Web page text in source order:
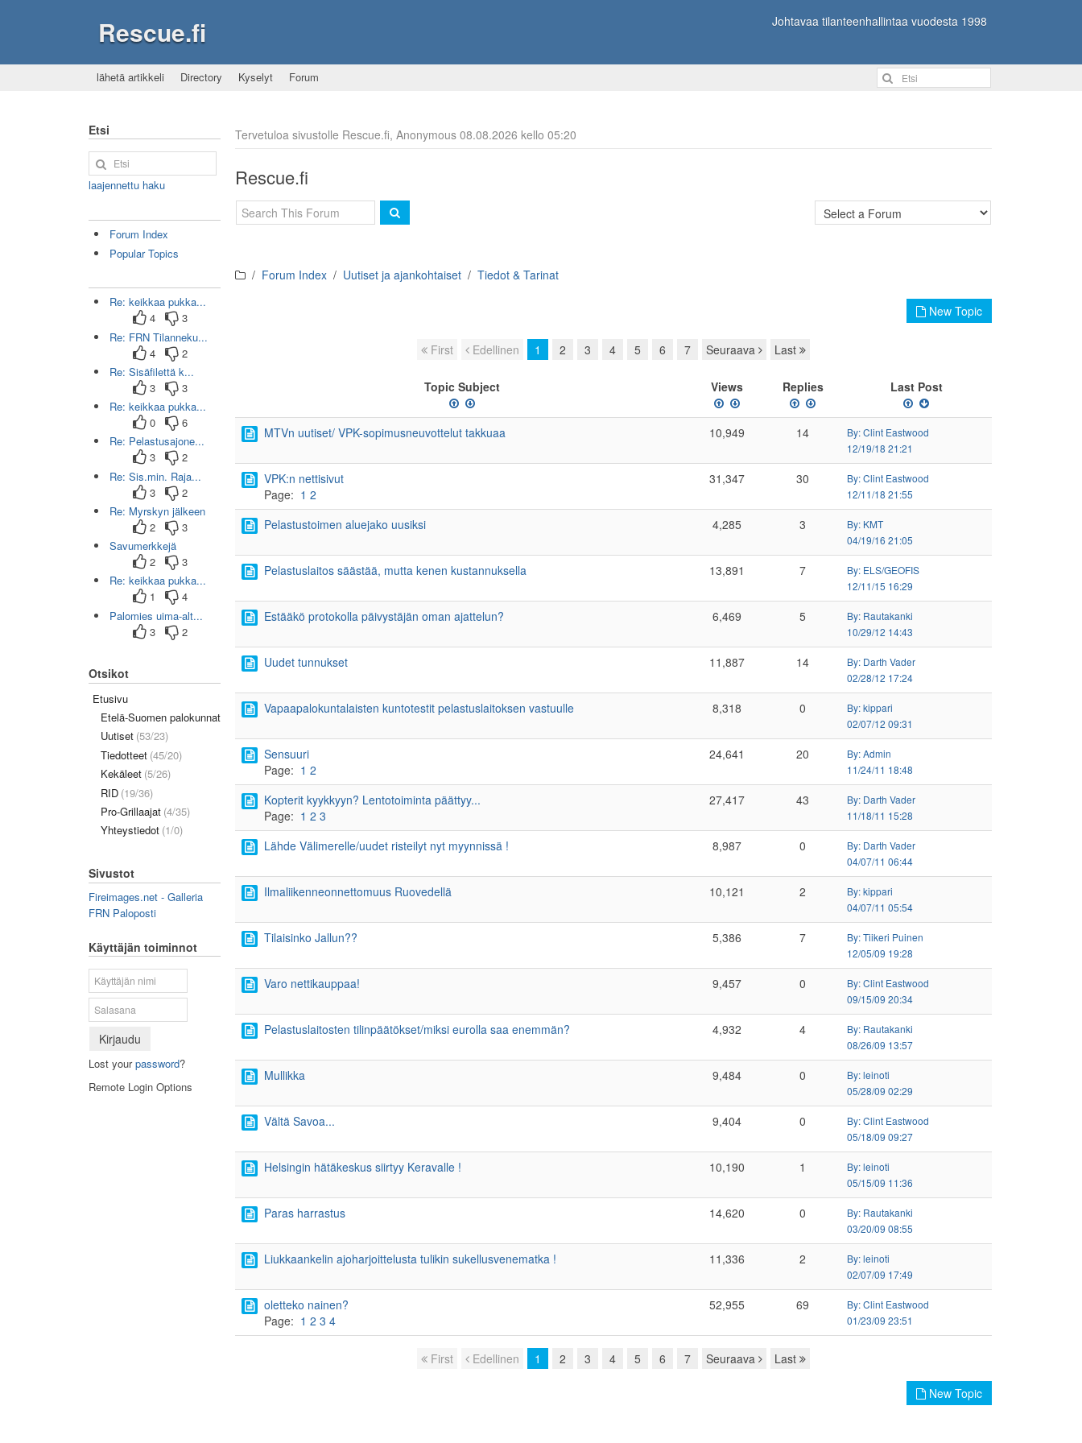
Rescue.fi Johtavaa tilanteenhallintaa vuodesta 1998
lähetä artikkeli Directory Kyselyt Forum
Tervetuloa sivustolle Rescue.fi, Anonymous 08.08.2026 kello 05:20
Rescue.fi
Forum Index Uutiset ja ajankohtaiset Tiedot & Tarinat
New Topic
First Edellinen 1 2 3 4 5 6 7 Seuraava Last
Topic Subject Views Replies Last Post
MTVn uutiset/ VPK-sopimusneuvottelut takkuaa 10,949 14
By: Clint Eastwood
12/19/18 21:21
VPK:n nettisivut
Page: 1 2
31,347 30
By: Clint Eastwood
12/11/18 21:55
Pelastustoimen aluejako uusiksi 4,285 3
By: KMT
04/19/16 21:05
Pelastuslaitos säästää, mutta kenen kustannuksella 13,891 7
By: ELS/GEOFIS
12/11/15 16:29
Estääkö protokolla päivystäjän oman ajattelun? 6,469 5
By: Rautakanki
10/29/12 14:43
Uudet tunnukset 11,887 14
By: Darth Vader
02/28/12 17:24
Vapaapalokuntalaisten kuntotestit pelastuslaitoksen vastuulle 8,318 0
By: kippari
02/07/12 09:31
Sensuuri
Page: 1 2
24,641 20
By: Admin
11/24/11 18:48
Kopterit kyykkyyn? Lentotoiminta päättyy...
Page: 1 2 3
27,417 43
By: Darth Vader
11/18/11 15:28
Lähde Välimerelle/uudet risteilyt nyt myynnissä ! 8,987 0
By: Darth Vader
04/07/11 06:44
Ilmaliikenneonnettomuus Ruovedellä 10,121 2
By: kippari
04/07/11 05:54
Tilaisinko Jallun?? 5,386 7
By: Tiikeri Puinen
12/05/09 19:28
Varo nettikauppaa! 9,457 0
By: Clint Eastwood
09/15/09 20:34
Pelastuslaitosten tilinpäätökset/miksi eurolla saa enemmän? 4,932 4
By: Rautakanki
08/26/09 13:57
Mullikka 9,484 0
By: leinoti
05/28/09 02:29
Vältä Savoa... 9,404 0
By: Clint Eastwood
05/18/09 09:27
Helsingin hätäkeskus siirtyy Keravalle ! 10,190 1
By: leinoti
05/15/09 11:36
Paras harrastus 14,620 0
By: Rautakanki
03/20/09 08:55
Liukkaankelin ajoharjoittelusta tulikin sukellusvenematka ! 11,336 2
By: leinoti
02/07/09 17:49
oletteko nainen?
Page: 1 2 3 4
52,955 69
By: Clint Eastwood
01/23/09 23:51
First Edellinen 1 2 3 4 5 6 7 Seuraava Last
New Topic
Etsi
laajennettu haku
Forum Index
Popular Topics
Re: keikkaa pukka...
4
3
Re: FRN Tilanneku...
4
2
Re: Sisäfilettä k...
3
3
Re: keikkaa pukka...
0
6
Re: Pelastusajone...
3
2
Re: Sis.min. Raja...
3
2
Re: Myrskyn jälkeen
2
3
Savumerkkejä
2
3
Re: keikkaa pukka...
1
4
Palomies uima-alt...
3
2
Otsikot
Etusivu
Etelä-Suomen palokunnat
(0/45)
Uutiset (53/23)
Tiedotteet (45/20)
Kekäleet (5/26)
RID (19/36)
Pro-Grillaajat (4/35)
Yhteystiedot (1/0)
Sivustot
Fireimages.net - Galleria
FRN Paloposti
Käyttäjän toiminnot
Kirjaudu
Lost yourpassword?
Remote Login Options